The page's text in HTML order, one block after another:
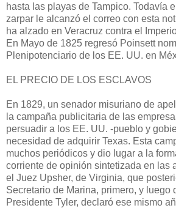
hasta las playas de Tampico. Todavía
zarpar le alcanzó el correo con esta
ha alzado en Veracruz contra el
En Mayo de 1825 regresó Poinsett
Plenipoten­ciario de los EE. UU. en
EL PRECIO DE LOS ESCLAVOS
En 1829, un senador misuriano de
la campaña publicitaria de las
persuadir a los EE. UU. -pueblo y
necesidad de adquirir Texas. Esta
muchos periódicos y dio lugar a la
corriente de opinión sintetizada en las
el Juez Upsher, de Virginia, que
Secretario de Marina, primero, y luego
Presidente Tyler, declaró ese mismo